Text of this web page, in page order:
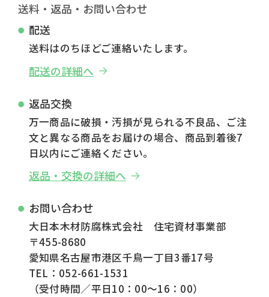
送料・返品・お問い合わせ
配送
送料はのちほどご連絡いたします。
配送の詳細へ
返品交換
万一商品に破損・汚損が見られる不良品、ご注
文と異なる商品をお届けの場合、商品到着後7
日以内にご連絡ください。
返品・交換の詳細へ
お問い合わせ
大日本木材防腐株式会社 住宅資材事業部
〒455-8680
愛知県名古屋市港区千鳥一丁目3番17号
TEL：052-661-1531
（受付時間／平日10：00～16：00）